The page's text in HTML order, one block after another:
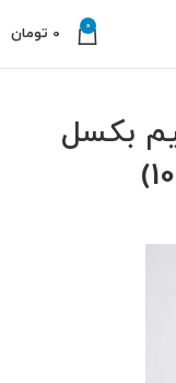
0
0 تومان
بکسل